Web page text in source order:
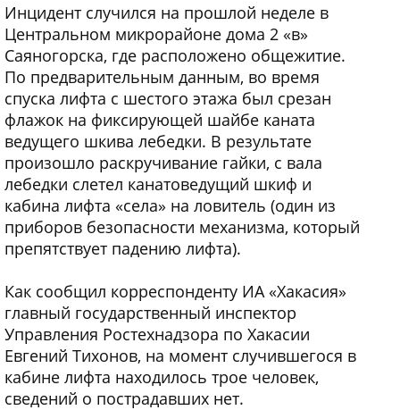
Инцидент случился на прошлой неделе в
Центральном микрорайоне дома 2 «в»
Саяногорска, где расположено общежитие.
По предварительным данным, во время
спуска лифта с шестого этажа был срезан
флажок на фиксирующей шайбе каната
ведущего шкива лебедки. В результате
произошло раскручивание гайки, с вала
лебедки слетел канатоведущий шкиф и
кабина лифта «села» на ловитель (один из
приборов безопасности механизма, который
препятствует падению лифта).
Как сообщил корреспонденту ИА «Хакасия»
главный государственный инспектор
Управления Ростехнадзора по Хакасии
Евгений Тихонов, на момент случившегося в
кабине лифта находилось трое человек,
сведений о пострадавших нет.